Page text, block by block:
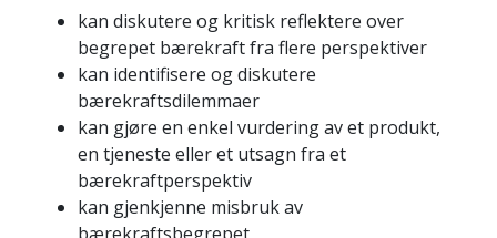
kan diskutere og kritisk reflektere over
begrepet bærekraft fra flere perspektiver
kan identifisere og diskutere
bærekraftsdilemmaer
kan gjøre en enkel vurdering av et produkt,
en tjeneste eller et utsagn fra et
bærekraftperspektiv
kan gjenkjenne misbruk av